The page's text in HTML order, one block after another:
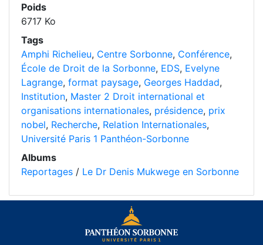
Poids
6717 Ko
Tags
Amphi Richelieu, Centre Sorbonne, Conférence,
École de Droit de la Sorbonne, EDS, Evelyne
Lagrange, format paysage, Georges Haddad,
Institution, Master 2 Droit international et
organisations internationales, présidence, prix
nobel, Recherche, Relation Internationales,
Université Paris 1 Panthéon-Sorbonne
Albums
Reportages / Le Dr Denis Mukwege en Sorbonne